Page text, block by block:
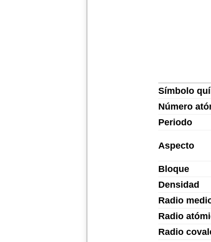
Símbolo
Número
Periodo
Aspecto
Bloque
Densidad
Radio
Radio
Radio